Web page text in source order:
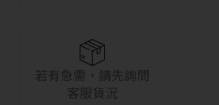
若有急需，請先詢問
客服貨況